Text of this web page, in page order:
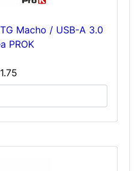
Macho / USB-A 3.0
PROK